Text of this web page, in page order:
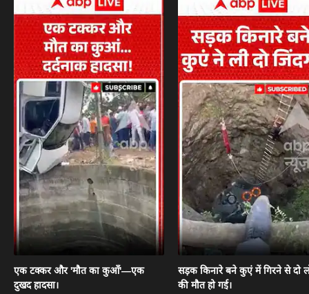
एक टक्कर और 'मौत का कुआँ'—एक
दुखद हादसा।
सड़क किनारे बने कुएं में गिरने से दो
की मौत हो गई।